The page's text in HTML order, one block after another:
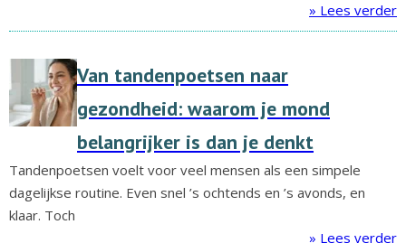
» Lees verder
Van tandenpoetsen naar
gezondheid: waarom je mond
belangrijker is dan je denkt
Tandenpoetsen voelt voor veel mensen als een simpele
dagelijkse routine. Even snel ’s ochtends en ’s avonds, en
klaar. Toch
» Lees verder